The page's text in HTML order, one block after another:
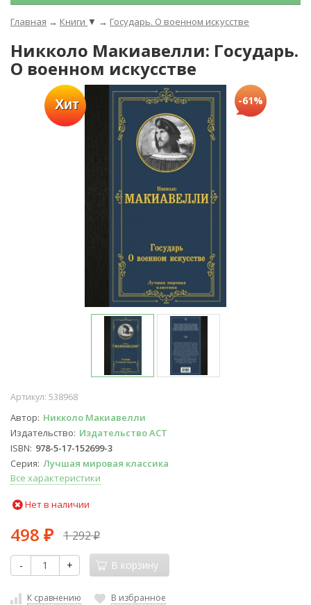
Главная → Книги ▼ → Государь. О военном искусстве
Никколо Макиавелли: Государь.
О военном искусстве
Хит -61%
Артикул: 538968
Автор Никколо Макиавелли
Издательство Издательство АСТ
ISBN 978-5-17-152699-3
Серия Лучшая мировая классика
Все характеристики
Нет в наличии
498 ₽ 1 292₽
- + В корзину
К сравнению В избранное